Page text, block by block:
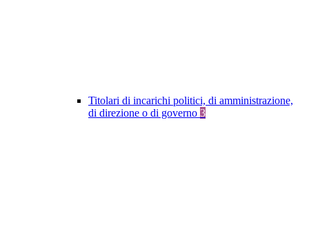
Titolari di incarichi politici, di amministrazione,
di direzione o di governo 3